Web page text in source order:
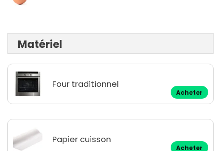
Matériel
Four traditionnel
Acheter
Papier cuisson
Acheter